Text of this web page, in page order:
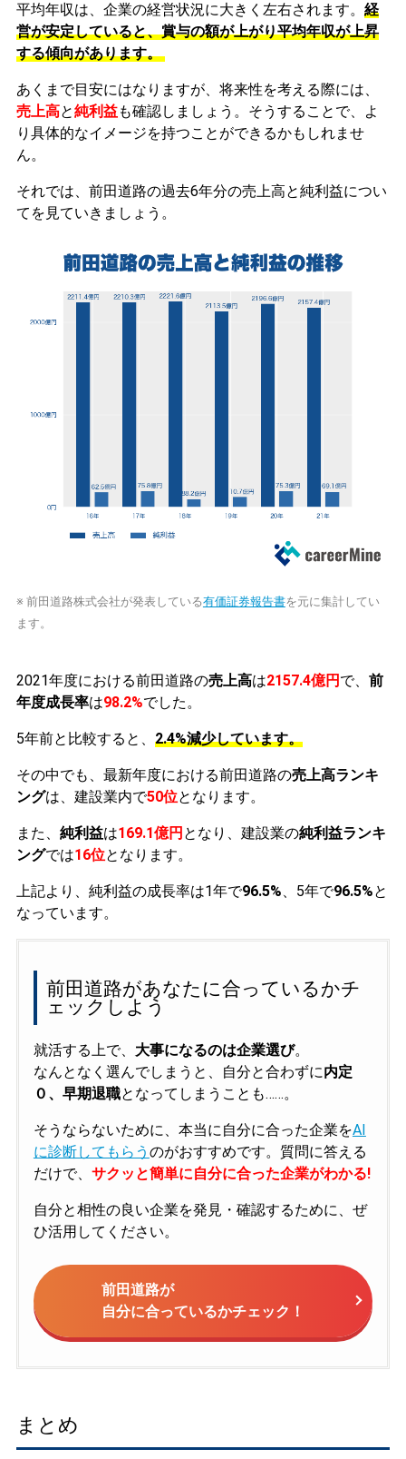
平均年収は、企業の経営状況に大きく左右されます。 経
営が安定していると、賞与の額が上がり平均年収が上昇
する傾向があります。
あくまで目安にはなりますが、将来性を考える際には、
売上高と純利益も確認しましょう。そうすることで、よ
り具体的なイメージを持つことができるかもしれませ
ん。
それでは、前田道路の過去6年分の売上高と純利益につい
てを見ていきましょう。
※ 前田道路株式会社が発表している有価証券報告書を元に集計してい
ます。
2021年度における前田道路の売上高は2157.4億円 で、 前
年度成長率は98.2%でした。
5年前と比較すると、 2.4%減少しています。
その中でも、最新年度における前田道路の売上高ランキ
ングは、建設業内で50位となります。
また、 純利益は169.1億円 となり、建設業の純利益ランキ
ングでは16位となります。
上記より、純利益の成長率は1年で96.5%、5年で96.5%と
なっています。
前田道路があなたに合っているかチ
ェックしよう
就活する上で、 大事になるのは企業選び。
なんとなく選んでしまうと、自分と合わずに内定
０、早期退職となってしまうことも……。
そうならないために、本当に自分に合った企業をAI
に診断してもらう のがおすすめです。質問に答える
だけで、 サクッと簡単に自分に合った企業がわかる!
自分と相性の良い企業を発見・確認するために、ぜ
ひ活用してください。
前田道路が
自分に合っているかチェック！
まとめ